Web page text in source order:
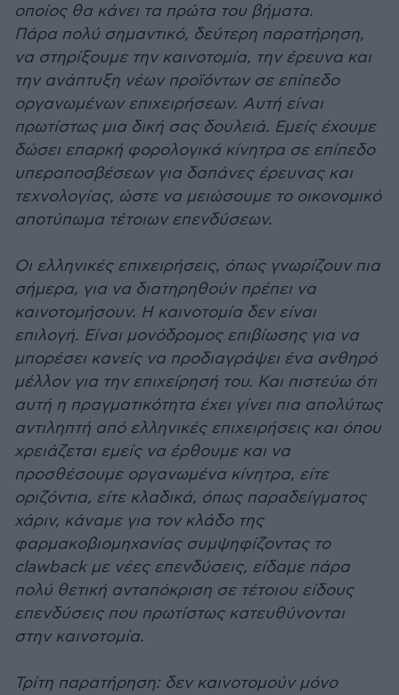
οποίος θα κάνει τα πρώτα του βήματα.
Πάρα πολύ σημαντικό, δεύτερη παρατήρηση,
να στηρίξουμε την καινοτομία, την έρευνα και
την ανάπτυξη νέων προϊόντων σε επίπεδο
οργανωμένων επιχειρήσεων. Αυτή είναι
πρωτίστως μια δική σας δουλειά. Εμείς έχουμε
δώσει επαρκή φορολογικά κίνητρα σε επίπεδο
υπεραποσβέσεων για δαπάνες έρευνας και
τεχνολογίας, ώστε να μειώσουμε το οικονομικό
αποτύπωμα τέτοιων επενδύσεων.
Οι ελληνικές επιχειρήσεις, όπως γνωρίζουν πια
σήμερα, για να διατηρηθούν πρέπει να
καινοτομήσουν. Η καινοτομία δεν είναι
επιλογή. Είναι μονόδρομος επιβίωσης για να
μπορέσει κανείς να προδιαγράψει ένα ανθηρό
μέλλον για την επιχείρησή του. Και πιστεύω ότι
αυτή η πραγματικότητα έχει γίνει πια απολύτως
αντιληπτή από ελληνικές επιχειρήσεις και όπου
χρειάζεται εμείς να έρθουμε και να
προσθέσουμε οργανωμένα κίνητρα, είτε
οριζόντια, είτε κλαδικά, όπως παραδείγματος
χάριν, κάναμε για τον κλάδο της
φαρμακοβιομηχανίας συμψηφίζοντας το
clawback με νέες επενδύσεις, είδαμε πάρα
πολύ θετική ανταπόκριση σε τέτοιου είδους
επενδύσεις που πρωτίστως κατευθύνονται
στην καινοτομία.
Τρίτη παρατήρηση: δεν καινοτομούν μόνο